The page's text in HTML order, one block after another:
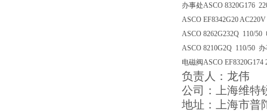
办事处ASCO 8320G176
ASCO EF8342G20
ASCO 8262G232Q 110/
ASCO 8210G2Q 110/50
电磁阀ASCO
负责人：龙伟
公司：上海维特
地址：上海市普